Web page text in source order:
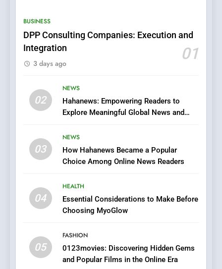
BUSINESS
DPP Consulting Companies: Execution and
Integration
01
3 days ago
02
NEWS
Hahanews: Empowering Readers to
Explore Meaningful Global News and
03
NEWS
How Hahanews Became a Popular
Choice Among Online News Readers
04
HEALTH
Essential Considerations to Make Before
Choosing MyoGlow
05
FASHION
0123movies: Discovering Hidden Gems
and Popular Films in the Online Era
6
Streaming Platforms
Does Intex Pharma Shop Fit
In?
HEALTH
iPhone17 Zigzag Case:
Discover a Bold Geometric
1
DPP Consulting Companies: